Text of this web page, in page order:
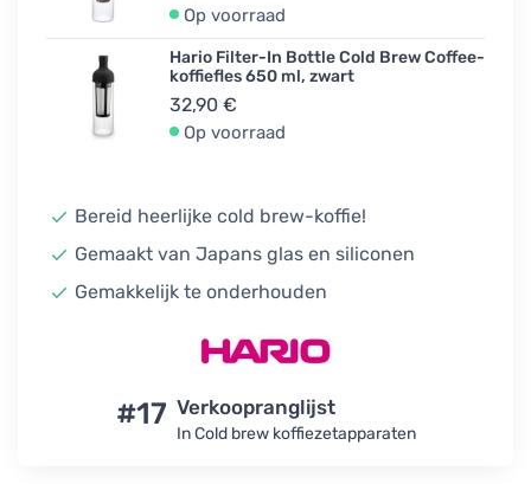
Op voorraad
Hario Filter-In Bottle Cold Brew Coffee-
koffiefles 650 ml, zwart
32,90 €
Op voorraad
Bereid heerlijke cold brew-koffie!
Gemaakt van Japans glas en siliconen
Gemakkelijk te onderhouden
#17 Verkoopranglijst
In Cold brew koffiezetapparaten